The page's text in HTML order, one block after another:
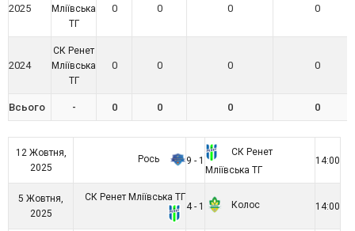
2025
Мліївська
ТГ
0 0 0 0
2024
СК Ренет
Мліївська
ТГ
0 0 0 0
Всього - 0 0 0 0
12 Жовтня,
2025
Рось 9 - 1
СК Ренет
Мліївська ТГ
14:00
5 Жовтня,
2025
СК Ренет Мліївська ТГ
4 - 1
Колос 14:00